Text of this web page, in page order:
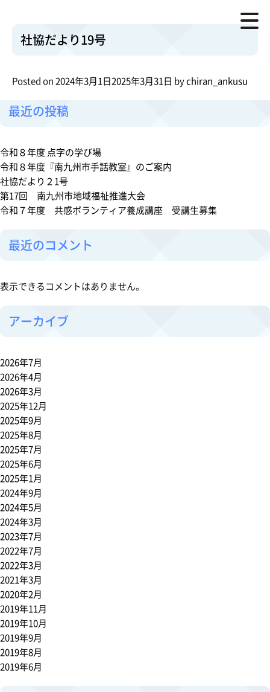
2024年3月
社協だより19号
Posted on2024年3月1日2025年3月31日 bychiran_ankusu
社協だより19号.pdf
Posted in社協だよりLeave a Comment
協
号
最近の投稿
令和８年度 点字の学び場
令和８年度『南九州市手話教室』のご案内
社協だより２1号
第17回 南九州市地域福祉推進大会
令和７年度 共感ボランティア養成講座 受講生募集
最近のコメント
表示できるコメントはありません。
アーカイブ
2026年7月
2026年4月
2026年3月
2025年12月
2025年9月
2025年8月
2025年7月
2025年6月
2025年1月
2024年9月
2024年5月
2024年3月
2023年7月
2022年7月
2022年3月
2021年3月
2020年2月
2019年11月
2019年10月
2019年9月
2019年8月
2019年6月